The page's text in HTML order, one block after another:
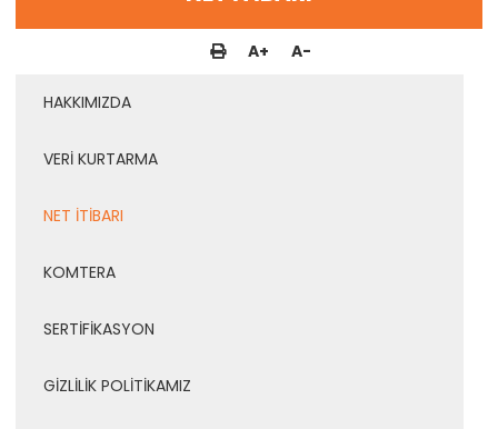
A+ A-
HAKKIMIZDA
VERİ KURTARMA
NET İTİBARI
KOMTERA
SERTİFİKASYON
GİZLİLİK POLİTİKAMIZ